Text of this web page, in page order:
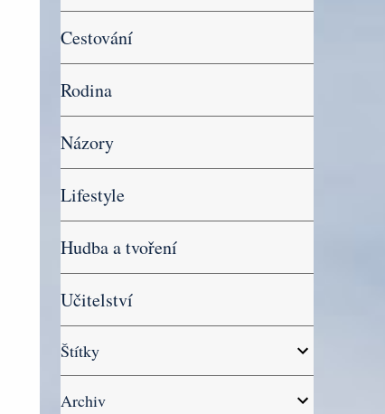
Cestování
Rodina
Názory
Lifestyle
Hudba a tvoření
Učitelství
Štítky
Archiv